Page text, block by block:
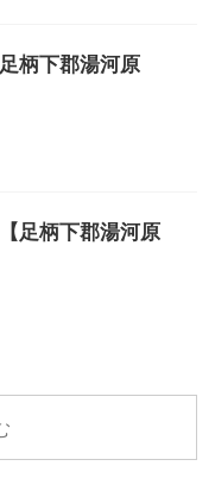
柄下郡湯河原
足柄下郡湯河原